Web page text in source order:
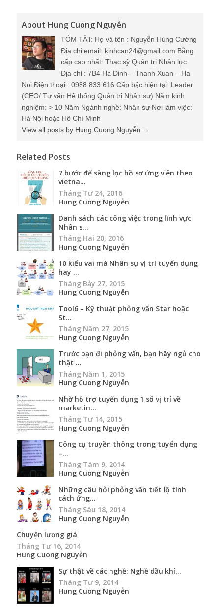
About Hung Cuong Nguyễn
TÓM TẮT: Họ và tên : Nguyễn Hùng Cường
Địa chỉ email: kinhcan24@gmail.com Bằng
cấp cao nhất: Thạc sỹ Quản trị Nhân lực
Địa chỉ : 7B4 Ha Dinh – Thanh Xuan – Ha
Noi Điện thoại : 0988 833 616 Cấp bậc hiện tại: Leader
(CEO/ Tư vấn Hệ thống Quản trị Nhân sự) Năm kinh
nghiệm: > 10 Năm Ngành nghề: Nhân sự Nơi làm việc:
Hà Nội hoặc Hồ Chí Minh
View all posts by Hung Cuong Nguyễn →
Related Posts
7 bước để sàng lọc hồ sơ ứng viên theo
vietna...
Tháng Tư 24, 2016
Hung Cuong Nguyễn
Danh sách các công việc trong lĩnh vực
Nhân s...
Tháng Hai 20, 2016
Hung Cuong Nguyễn
10 kiểu vai mà Nhân sự vị trí tuyển dụng
hay ...
Tháng Bảy 27, 2015
Hung Cuong Nguyễn
Tool6 – Kỹ thuật phỏng vấn Star hoặc
St...
Tháng Năm 27, 2015
Hung Cuong Nguyễn
Trước bạn đi phỏng vấn, bạn hãy ngủ cho
thật ...
Tháng Năm 1, 2015
Hung Cuong Nguyễn
Nhờ hỗ trợ tuyển dụng 1 số vị trí về
marketin...
Tháng Tư 14, 2015
Hung Cuong Nguyễn
Công cụ truyền thông trong tuyển dụng
–...
Tháng Tám 9, 2014
Hung Cuong Nguyễn
Những câu hỏi phỏng vấn tiết lộ tính
cách ứng...
Tháng Sáu 18, 2014
Hung Cuong Nguyễn
Chuyện lương giá
Tháng Tư 16, 2014
Hung Cuong Nguyễn
Sự thật về các nghề: Nghề dầu khí...
Tháng Tư 9, 2014
Hung Cuong Nguyễn